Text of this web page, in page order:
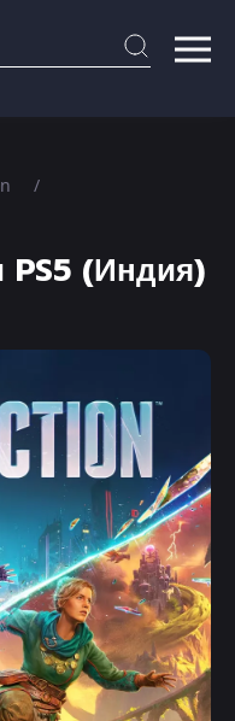
(Индия)